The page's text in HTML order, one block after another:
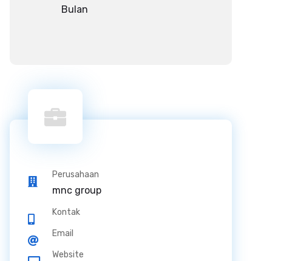
Bulan
Perusahaan
mnc group
Kontak
Email
Website